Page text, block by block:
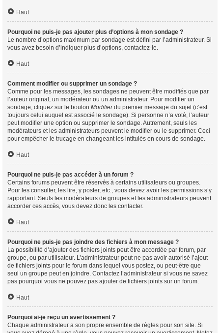
Haut
Pourquoi ne puis-je pas ajouter plus d’options à mon sondage ?
Le nombre d’options maximum par sondage est défini par l’administrateur. Si
vous avez besoin d’indiquer plus d’options, contactez-le.
Haut
Comment modifier ou supprimer un sondage ?
Comme pour les messages, les sondages ne peuvent être modifiés que par
l’auteur original, un modérateur ou un administrateur. Pour modifier un
sondage, cliquez sur le bouton Modifierdu premier message du sujet (c’est
toujours celui auquel est associé le sondage). Si personne n’a voté, l’auteur
peut modifier une option ou supprimer le sondage. Autrement, seuls les
modérateurs et les administrateurs peuvent le modifier ou le supprimer. Ceci
pour empêcher le trucage en changeant les intitulés en cours de sondage.
Haut
Pourquoi ne puis-je pas accéder à un forum ?
Certains forums peuvent être réservés à certains utilisateurs ou groupes.
Pour les consulter, les lire, y poster, etc., vous devez avoir les permissions s’y
rapportant. Seuls les modérateurs de groupes et les administrateurs peuvent
accorder ces accès, vous devez donc les contacter.
Haut
Pourquoi ne puis-je pas joindre des fichiers à mon message ?
La possibilité d’ajouter des fichiers joints peut être accordée par forum, par
groupe, ou par utilisateur. L’administrateur peut ne pas avoir autorisé l’ajout
de fichiers joints pour le forum dans lequel vous postez, ou peut-être que
seul un groupe peut en joindre. Contactez l’administrateur si vous ne savez
pas pourquoi vous ne pouvez pas ajouter de fichiers joints sur un forum.
Haut
Pourquoi ai-je reçu un avertissement ?
Chaque administrateur a son propre ensemble de règles pour son site. Si